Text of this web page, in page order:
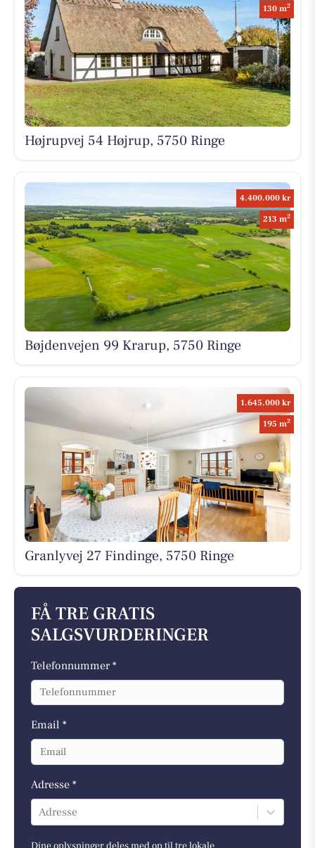
130 m2
Højrupvej 54 Højrup, 5750 Ringe
4.400.000 kr
213 m2
Bøjdenvejen 99 Krarup, 5750 Ringe
1.645.000 kr
195 m2
Granlyvej 27 Findinge, 5750 Ringe
FÅ TRE GRATIS
SALGSVURDERINGER
Telefonnummer *
Email *
Adresse *
Adresse